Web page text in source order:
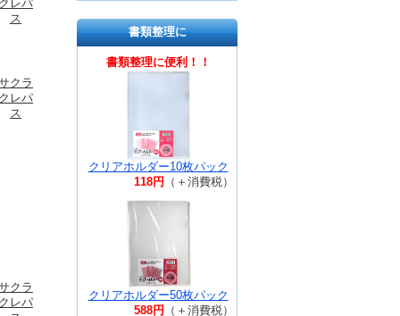
クレパ
ス
クラ
クレパ
ス
クラ
クレパ
書類整理に
書類整理に便利！！
クリアホルダー10枚パック
118円
（＋消費税）
クリアホルダー50枚パック
588円
（＋消費税）